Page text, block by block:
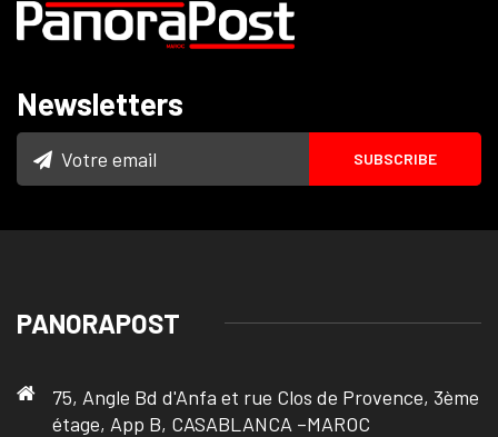
Newsletters
PANORAPOST
75, Angle Bd d'Anfa et rue Clos de Provence, 3ème
étage, App B, CASABLANCA –MAROC